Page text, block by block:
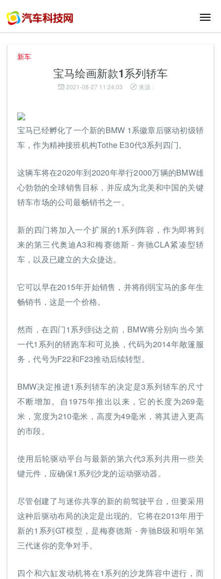
切
新车
宝马绘画新款1系列轿车
2021-08-27 11:24:03 来源：
宝马已经孵化了一个新的BMW 1系徽章后驱动初级轿
车，作为精神接班机构Tothe E30代3系列四门。
这辆车将在2020年到2020年举行2000万辆的BMW雄
心勃勃的全球销售目标，并应成为北美和中国的关键
轿车市场的公司最畅销书之一。
新的四门将加入一个扩展的1系列阵容，作为即将到
来的第三代奥迪A3和梅赛德斯 - 奔驰CLA紧凑型轿
车，以及已建立的大众捷达。
它可以早在2015年开始销售，并将削弱宝马的多年生
畅销书，这是一个价格。
然而，在四门1系列到达之前，BMW将分别向当今第
一代1系列的轿跑车和可兑换，代码为2014年敞篷服
务，代号为F22和F23推动后续转型。
BMW决定推进1系列轿车的决定是3系列轿车的尺寸
不断增加。自1975年推出以来，它的长度为269毫
米，宽度为210毫米，高度为49毫米，将其进入更高
的市段。
使用后轮驱动平台与最新的第六代3系列共用一些关
键元件，应确保1系列沙龙的运动驱动器。
尽管创建了与迷你共享的新的前驾驶平台，但要采用
这种后驱动布局的决定是出现的。它将在2013年用于
新的1系列GT模型，是梅赛德斯 - 奔驰B级和明年第
三代迷你的竞争对手。
四个和六缸发动机将在1系列的沙龙阵容中进行，而